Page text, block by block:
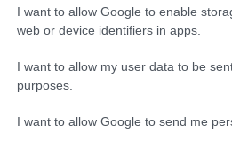
I want to allow Google to enable
web or device identifiers in apps.
I want to allow my user data to be
purposes.
I want to allow Google to send me
Τρίτη,
τη